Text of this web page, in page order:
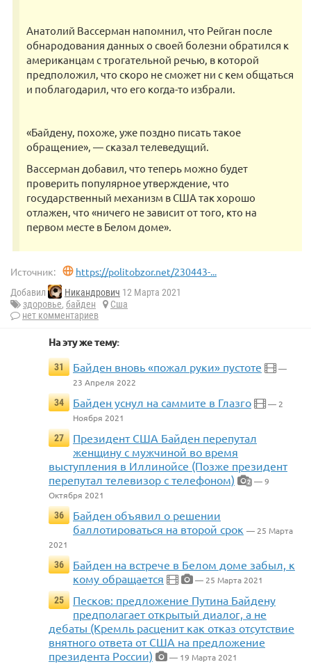
Анатолий Вассерман напомнил, что Рейган после
обнародования данных о своей болезни обратился к
американцам с трогательной речью, в которой
предположил, что скоро не сможет ни с кем общаться
и поблагодарил, что его когда-то избрали.
«Байдену, похоже, уже поздно писать такое
обращение», — сказал телеведущий.
Вассерман добавил, что теперь можно будет
проверить популярное утверждение, что
государственный механизм в США так хорошо
отлажен, что «ничего не зависит от того, кто на
первом месте в Белом доме».
Источник: https://politobzor.net/230443-...
Добавил Никандрович 12 Марта 2021
здоровье, байден
Сша
нет комментариев
На эту же тему:
31 Байден вновь «пожал руки» пустоте
—
23 Апреля 2022
34
Байден уснул на саммите в Глазго
— 2
Ноября 2021
27
Президент США Байден перепутал
женщину с мужчиной во время
выступления в Иллинойсе (Позже президент
перепутал телевизор с телефоном)
2 — 9
Октября 2021
36
Байден объявил о решении
баллотироваться на второй срок — 25 Марта
2021
36
Байден на встрече в Белом доме забыл, к
кому обращается
— 25 Марта 2021
25
Песков: предложение Путина Байдену
предполагает открытый диалог, а не
дебаты (Кремль расценит как отказ отсутствие
внятного ответа от США на предложение
президента России)
— 19 Марта 2021